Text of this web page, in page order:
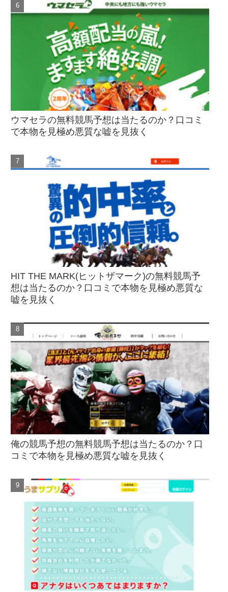
ウマセラの無料競馬予想は当たるのか？口コミ
で本物を見極め悪質な嘘を見抜く
HIT THE MARK(ヒットザマーク)の無料競馬予
想は当たるのか？口コミで本物を見極め悪質な
嘘を見抜く
俺の競馬予想の無料競馬予想は当たるのか？口
コミで本物を見極め悪質な嘘を見抜く